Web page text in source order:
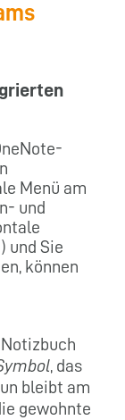
Menü am
und
und Sie
können
, das
bleibt am
gewohnte